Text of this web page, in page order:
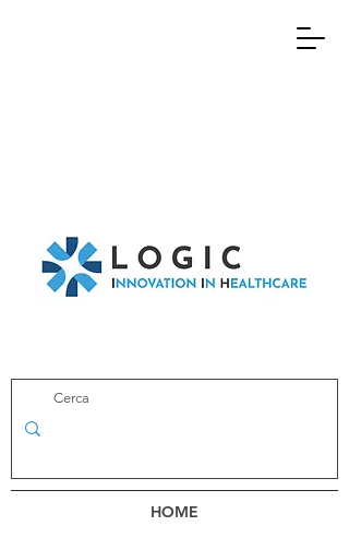
HOME